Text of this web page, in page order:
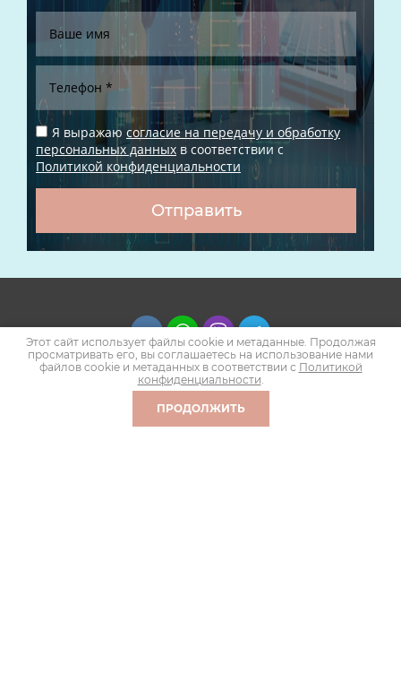
Я выражаю согласие на передачу и обработку
персональных данных в соответствии с
Политикой конфиденциальности
Отправить
+7 (910) 520-9111
Этот сайт использует файлы cookie и метаданные. Продолжая
просматривать его, вы соглашаетесь на использование нами
файлов cookie и метаданных в соответствии с Политикой
конфиденциальности.
ПРОДОЛЖИТЬ